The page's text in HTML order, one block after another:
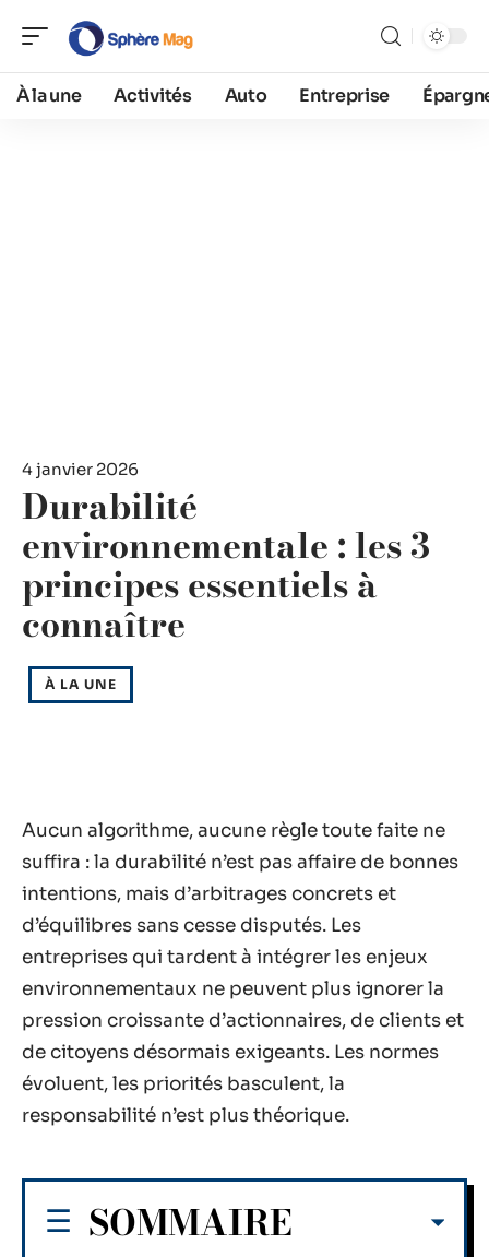
À la une Activités Auto Entreprise
4 janvier 2026
Durabilité
environnementale : les 3
principes essentiels à
connaître
À LA UNE
Aucun algorithme, aucune règle toute faite ne
suffira : la durabilité n’est pas affaire de bonnes
intentions, mais d’arbitrages concrets et
d’équilibres sans cesse disputés. Les
entreprises qui tardent à intégrer les enjeux
environnementaux ne peuvent plus ignorer la
pression croissante d’actionnaires, de clients et
de citoyens désormais exigeants. Les normes
évoluent, les priorités basculent, la
responsabilité n’est plus théorique.
SOMMAIRE